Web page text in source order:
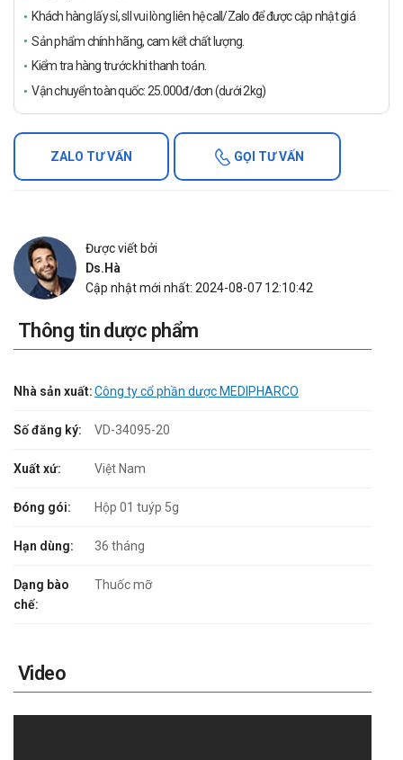
Khách hàng lấy sỉ, sll vui lòng liên hệ call/Zalo để được cập nhật giá
Sản phẩm chính hãng, cam kết chất lượng.
Kiểm tra hàng trước khi thanh toán.
Vận chuyển toàn quốc: 25.000đ/đơn (dưới 2kg)
ZALO TƯ VẤN GỌI TƯ VẤN
Được viết bởi
Ds.Hà
Cập nhật mới nhất: 2024-08-07 12:10:42
Thông tin dược phẩm
Nhà sản xuất:Công ty cổ phần dược MEDIPHARCO
Số đăng ký: VD-34095-20
Xuất xứ: Việt Nam
Đóng gói: Hộp 01 tuýp 5g
Hạn dùng: 36 tháng
Dạng bào
chế:
Thuốc mỡ
Video